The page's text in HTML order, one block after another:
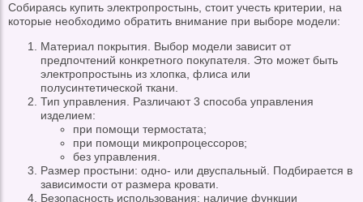
Собираясь купить электропростынь, стоит учесть критерии, на
которые необходимо обратить внимание при выборе модели:
Материал покрытия. Выбор модели зависит от
предпочтений конкретного покупателя. Это может быть
электропростынь из хлопка, флиса или
полусинтетической ткани.
Тип управления. Различают 3 способа управления
изделием:
при помощи термостата;
при помощи микропроцессоров;
без управления.
Размер простыни: одно- или двуспальный. Подбирается в
зависимости от размера кровати.
Безопасность использования: наличие функции